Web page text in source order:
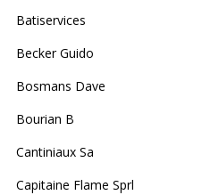
Batiservices
Becker Guido
Bosmans Dave
Bourian B
Cantiniaux Sa
Capitaine Flame Sprl